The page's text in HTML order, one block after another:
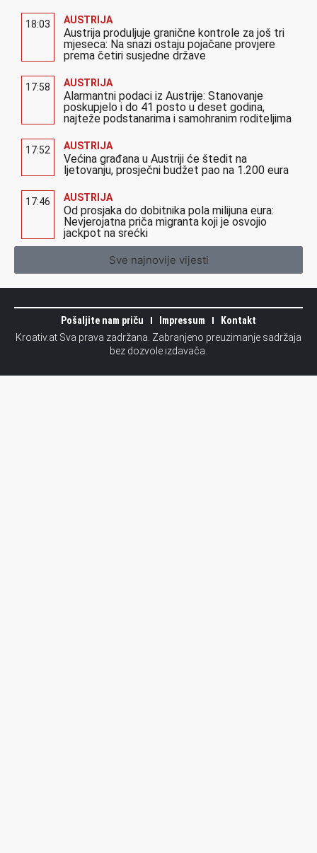
18:03 AUSTRIJA
Austrija produljuje granične kontrole za još tri
mjeseca: Na snazi ostaju pojačane provjere
prema četiri susjedne države
17:58 AUSTRIJA
Alarmantni podaci iz Austrije: Stanovanje
poskupjelo i do 41 posto u deset godina,
najteže podstanarima i samohranim roditeljima
17:52 AUSTRIJA
Većina građana u Austriji će štedit na
ljetovanju, prosječni budžet pao na 1.200 eura
17:46 AUSTRIJA
Od prosjaka do dobitnika pola milijuna eura:
Nevjerojatna priča migranta koji je osvojio
jackpot na srećki
Sve najnovije vijesti
Pošaljite nam priču Impressum
Kontakt
Kroativ.at Sva prava zadržana. Zabranjeno preuzimanje sadržaja
bez dozvole izdavača.